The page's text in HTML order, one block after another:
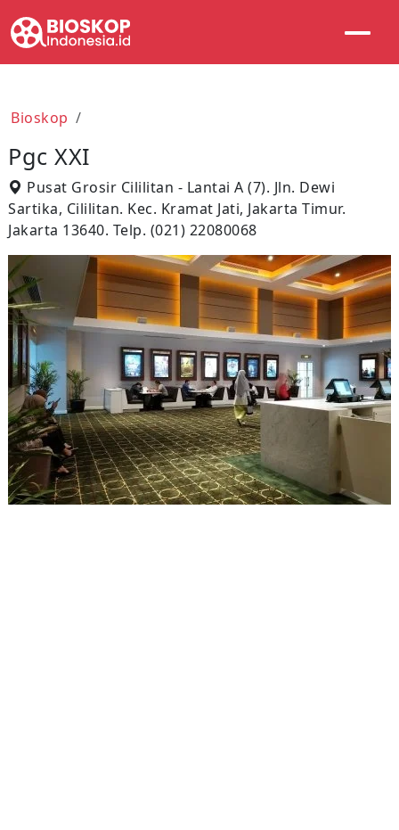
Bioskop
Pgc XXI
Pusat Grosir Cililitan - Lantai A (7). Jln. Dewi
Sartika, Cililitan. Kec. Kramat Jati, Jakarta Timur.
Jakarta 13640. Telp. (021) 22080068